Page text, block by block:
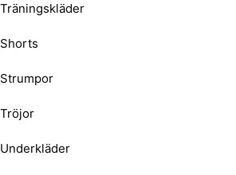
Träningskläder
Shorts
Strumpor
Tröjor
Underkläder